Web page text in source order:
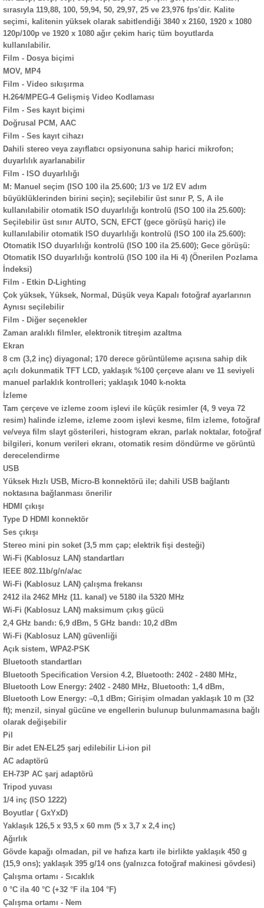
sırasıyla 119,88, 100, 59,94, 50, 29,97, 25 ve 23,976 fps'dir. Kalite
seçimi, kalitenin yüksek olarak sabitlendiği 3840 x 2160, 1920 x 1080
120p/100p ve 1920 x 1080 ağır çekim hariç tüm boyutlarda
kullanılabilir.
Film - Dosya biçimi
MOV, MP4
Film - Video sıkışırma
H.264/MPEG-4 Gelişmiş Video Kodlaması
Film - Ses kayıt biçimi
Doğrusal PCM, AAC
Film - Ses kayıt cihazı
Dahili stereo veya zayıflatıcı opsiyonuna sahip harici mikrofon;
duyarlılık ayarlanabilir
Film - ISO duyarlılığı
M: Manuel seçim (ISO 100 ila 25.600; 1/3 ve 1/2 EV adım
büyüklüklerinden birini seçin); seçilebilir üst sınır P, S, A ile
kullanılabilir otomatik ISO duyarlılığı kontrolü (ISO 100 ila 25.600):
Seçilebilir üst sınır AUTO, SCN, EFCT (gece görüşü hariç) ile
kullanılabilir otomatik ISO duyarlılığı kontrolü (ISO 100 ila 25.600):
Otomatik ISO duyarlılığı kontrolü (ISO 100 ila 25.600); Gece görüşü:
Otomatik ISO duyarlılığı kontrolü (ISO 100 ila Hi 4) (Önerilen Pozlama
İndeksi)
Film - Etkin D-Lighting
Çok yüksek, Yüksek, Normal, Düşük veya Kapalı fotoğraf ayarlarının
Aynısı seçilebilir
Film - Diğer seçenekler
Zaman aralıklı filmler, elektronik titreşim azaltma
Ekran
8 cm (3,2 inç) diyagonal; 170 derece görüntüleme açısına sahip dik
açılı dokunmatik TFT LCD, yaklaşık %100 çerçeve alanı ve 11 seviyeli
manuel parlaklık kontrolleri; yaklaşık 1040 k-nokta
İzleme
Tam çerçeve ve izleme zoom işlevi ile küçük resimler (4, 9 veya 72
resim) halinde izleme, izleme zoom işlevi kesme, film izleme, fotoğraf
ve/veya film slayt gösterileri, histogram ekran, parlak noktalar, fotoğraf
bilgileri, konum verileri ekranı, otomatik resim döndürme ve görüntü
derecelendirme
USB
Yüksek Hızlı USB, Micro-B konnektörü ile; dahili USB bağlantı
noktasına bağlanması önerilir
HDMI çıkışı
Type D HDMI konnektör
Ses çıkışı
Stereo mini pin soket (3,5 mm çap; elektrik fişi desteği)
Wi-Fi (Kablosuz LAN) standartları
IEEE 802.11b/g/n/a/ac
Wi-Fi (Kablosuz LAN) çalışma frekansı
2412 ila 2462 MHz (11. kanal) ve 5180 ila 5320 MHz
Wi-Fi (Kablosuz LAN) maksimum çıkış gücü
2,4 GHz bandı: 6,9 dBm, 5 GHz bandı: 10,2 dBm
Wi-Fi (Kablosuz LAN) güvenliği
Açık sistem, WPA2-PSK
Bluetooth standartları
Bluetooth Specification Version 4.2, Bluetooth: 2402 - 2480 MHz,
Bluetooth Low Energy: 2402 - 2480 MHz, Bluetooth: 1,4 dBm,
Bluetooth Low Energy: –0,1 dBm; Girişim olmadan yaklaşık 10 m (32
ft); menzil, sinyal gücüne ve engellerin bulunup bulunmamasına bağlı
olarak değişebilir
Pil
Bir adet EN-EL25 şarj edilebilir Li-ion pil
AC adaptörü
EH-73P AC şarj adaptörü
Tripod yuvası
1/4 inç (ISO 1222)
Boyutlar ( GxYxD)
Yaklaşık 126,5 x 93,5 x 60 mm (5 x 3,7 x 2,4 inç)
Ağırlık
Gövde kapağı olmadan, pil ve hafıza kartı ile birlikte yaklaşık 450 g
(15,9 ons); yaklaşık 395 g/14 ons (yalnızca fotoğraf makinesi gövdesi)
Çalışma ortamı - Sıcaklık
0 °C ila 40 °C (+32 °F ila 104 °F)
Çalışma ortamı - Nem